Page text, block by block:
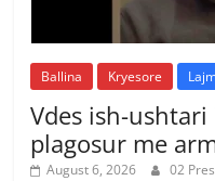
Ballina Kryesore
Vdes ish-ushtari
plagosur me
August 6, 2026 02